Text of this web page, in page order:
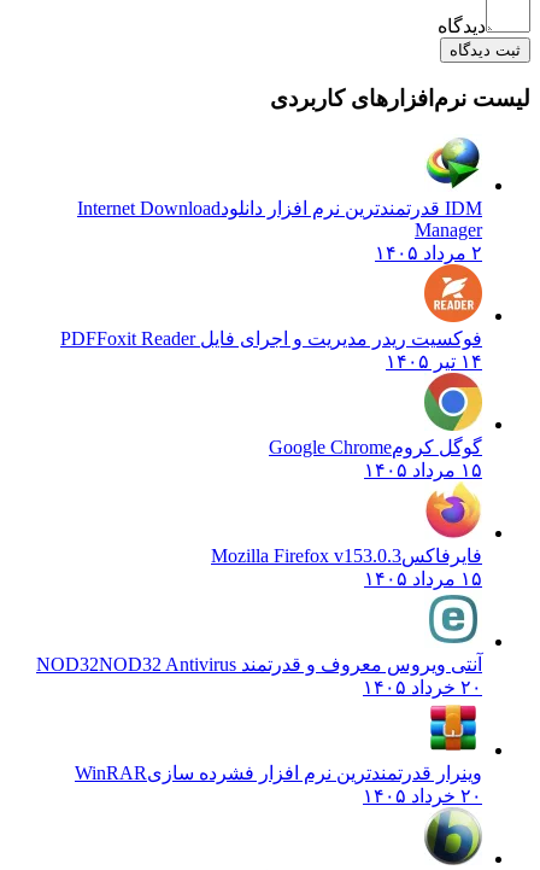
دیدگاه
ثبت دیدگاه
لیست نرم‌افزارهای کاربردی
IDM قدرتمندترین نرم افزار دانلود
Internet Download
Manager
۲ مرداد ۱۴۰۵
فوکسیت ریدر مدیریت و اجرای فایل PDFFoxit Reader
۱۴ تیر ۱۴۰۵
گوگل کرومGoogle Chrome
۱۵ مرداد ۱۴۰۵
فایرفاکسMozilla Firefox v153.0.3
۱۵ مرداد ۱۴۰۵
آنتی ویروس معروف و قدرتمند NOD32 NOD32 Antivirus
۲۰ خرداد ۱۴۰۵
وینرار قدرتمندترین نرم افزار فشرده سازیWinRAR
۲۰ خرداد ۱۴۰۵